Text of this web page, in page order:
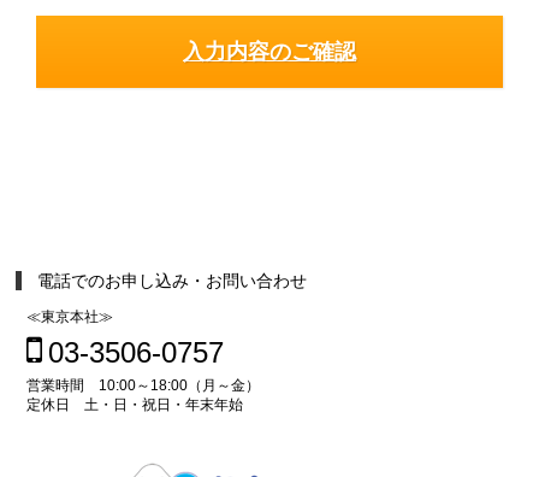
電話でのお申し込み・お問い合わせ
≪東京本社≫
03-3506-0757
営業時間 10:00～18:00（月～金）
定休日 土・日・祝日・年末年始